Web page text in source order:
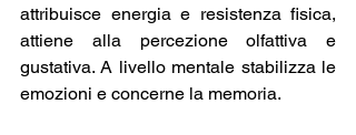
attribuisce energia e resistenza fisica,
attiene alla percezione olfattiva e
gustativa. A livello mentale stabilizza le
emozioni e concerne la memoria.